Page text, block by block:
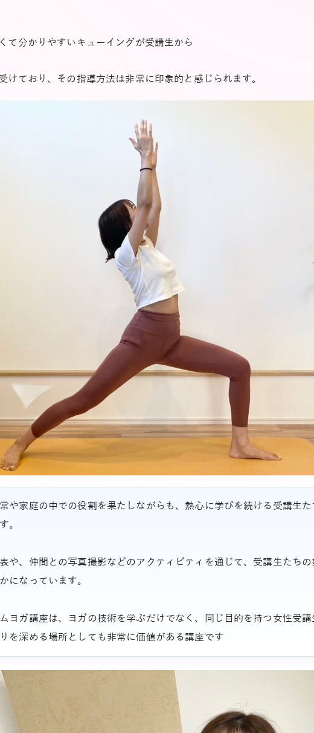
て分かりやすいキューイングが受講生から
けており、その指導方法は非常に印象的と感じられます。
や家庭の中での役割を果たしながらも、熱心に学びを続ける受講生た
。
や、仲間との写真撮影などのアクティビティを通じて、受講生たちの
になっています。
ヨガ講座は、ヨガの技術を学ぶだけでなく、同じ目的を持つ女性受講
を深める場所としても非常に価値がある講座です